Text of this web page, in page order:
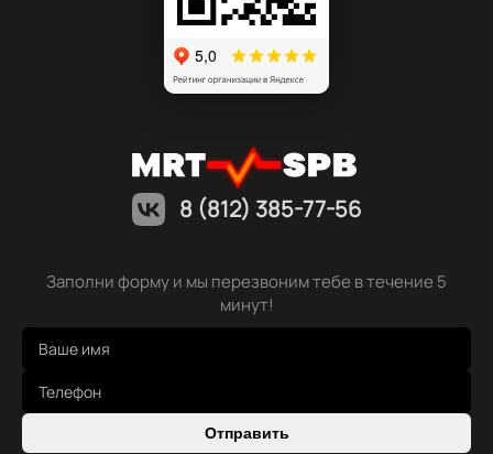
8 (812) 385-77-56
Заполни форму и мы перезвоним тебе в течение 5
минут!
Отправить